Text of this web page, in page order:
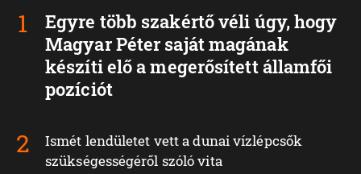
Egyre több szakértő véli úgy, hogy
Magyar Péter saját magának
készíti elő a megerősített államfői
pozíciót
Ismét lendületet vett a dunai vízlépcsők
szükségességéről szóló vita